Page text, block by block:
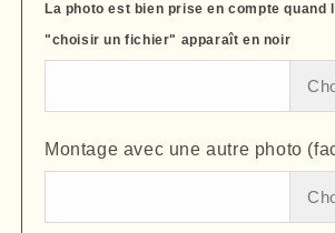
La photo est bien prise en compte quand
"choisir un fichier" apparaît en noir
Montage avec une autre photo